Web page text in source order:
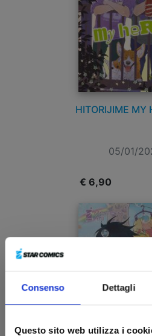
Consenso Dettagli
Questo sito web utilizza i
HITORIJIME MY
05/01/
€ 6,90